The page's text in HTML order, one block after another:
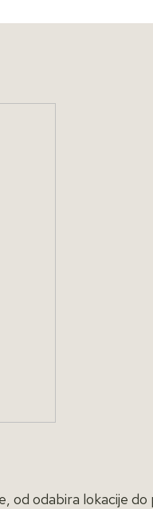
od odabira lokacije